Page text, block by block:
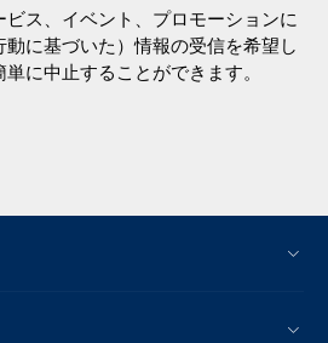
ス、イベント、プロモーションに
に基づいた）情報の受信を希望し
に中止することができます。